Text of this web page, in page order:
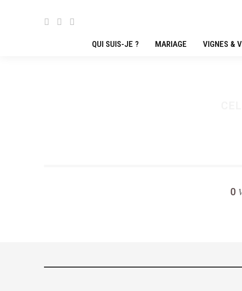
QUI SUIS-JE ? MARIAGE VIGNES &
0